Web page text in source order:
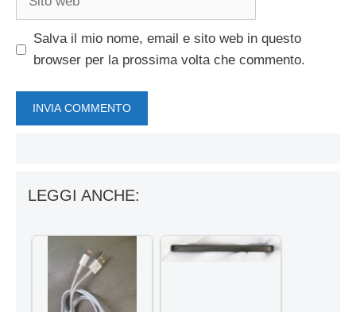
Salva il mio nome, email e sito web in questo
browser per la prossima volta che commento.
LEGGI ANCHE: